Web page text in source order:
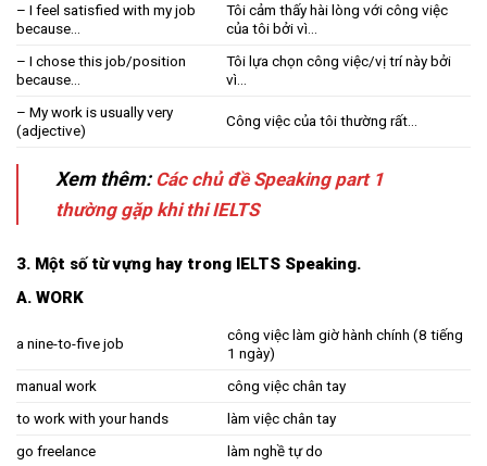
– I feel satisfied with my job
because…
Tôi cảm thấy hài lòng với công việc
của tôi bởi vì…
– I chose this job/position
because…
Tôi lựa chọn công việc/vị trí này bởi
vì…
– My work is usually very
(adjective)
Công việc của tôi thường rất…
Xem thêm: Các chủ đề Speaking part 1
thường gặp khi thi IELTS
3. Một số từ vựng hay trong IELTS Speaking.
A. WORK
a nine-to-five job
công việc làm giờ hành chính (8 tiếng
1 ngày)
manual work
công việc chân tay
to work with your hands
làm việc chân tay
go freelance
làm nghề tự do